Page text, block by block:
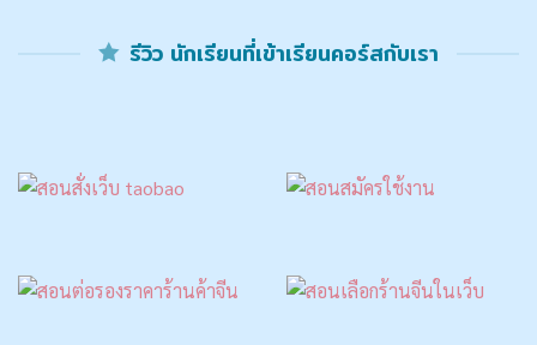
รีวิว นักเรียนที่เข้าเรียนคอร์สกับเรา